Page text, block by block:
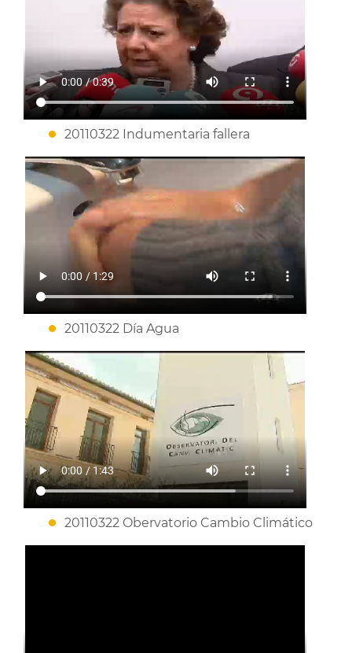
20110322 Indumentaria fallera
20110322 Día Agua
20110322 Obervatorio Cambio Climático